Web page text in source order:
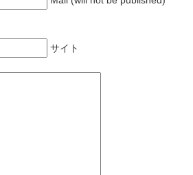
サイト